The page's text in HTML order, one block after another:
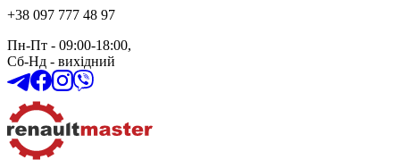
+38 097 777 48 97
Пн-Пт - 09:00-18:00,
Сб-Нд - вихідний